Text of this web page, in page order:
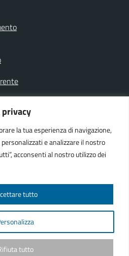
la tua esperienza di navigazione,
e analizzare il nostro
acconsenti al nostro utilizzo dei
tutto
tutto
civico
TelegramWhatsapp